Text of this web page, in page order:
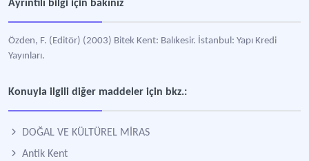
Ayrıntılı bilgi için bakınız
Özden, F. (Editör) (2003) Bitek Kent: Balıkesir. İstanbul: Yapı Kredi
Yayınları.
Konuyla ilgili diğer maddeler için bkz.:
DOĞAL VE KÜLTÜREL MİRAS
Antik Kent